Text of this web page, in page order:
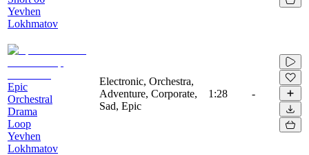
Yevhen
Lokhmatov
Epic
Orchestral
Drama
Loop
Yevhen
Lokhmatov
Electronic, Orchestra,
Adventure, Corporate,
Sad, Epic
1:28 -